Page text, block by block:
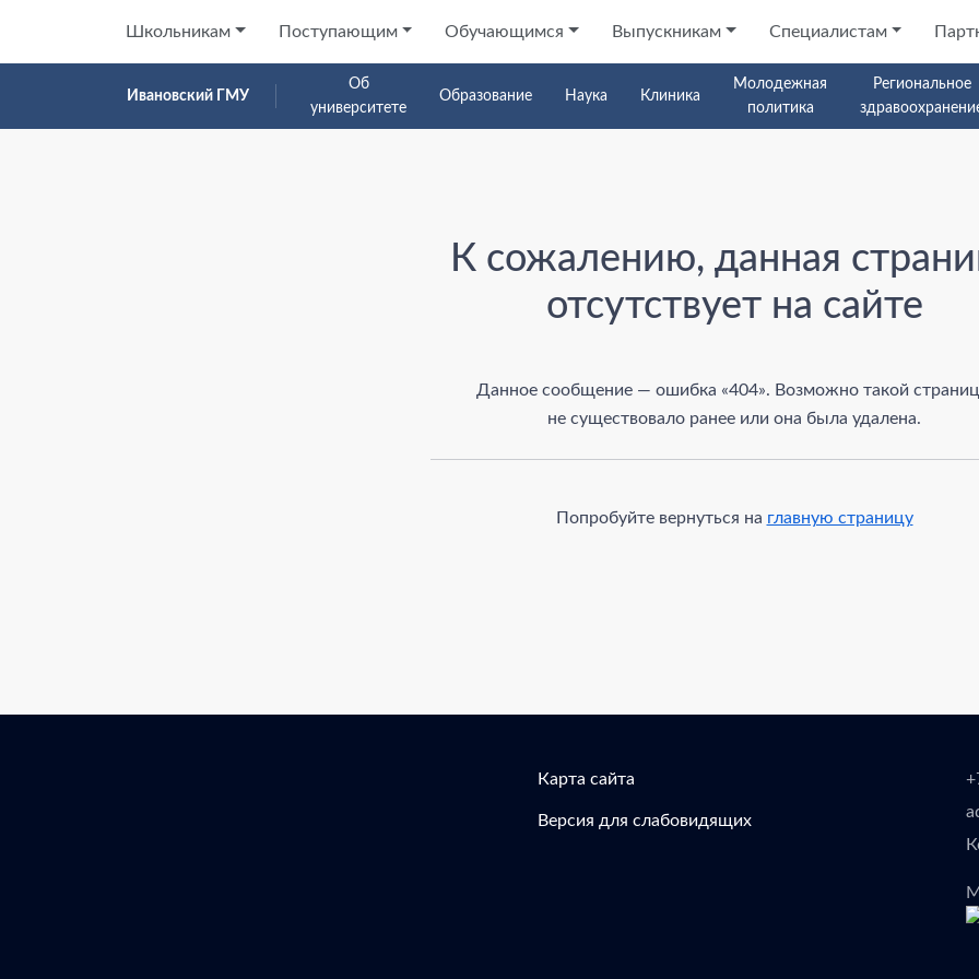
Школьникам Поступающим Обучающимся Выпускникам Специалистам
Ивановский ГМУ
Об
университете
Образование Наука Клиника
Молодежная
политика
Региональное
К сожалению, данная
отсутствует на сайте
Данное сообщение — ошибка «404». Возможно такой
не существовало ранее или она была удалена.
Попробуйте вернуться на главную страницу
Карта сайта
Версия для слабовидящих